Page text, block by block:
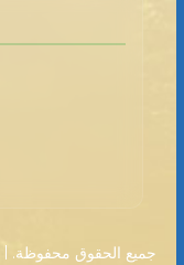
2026 DANIELCZYK · جميع الحقوق محفوظة. |